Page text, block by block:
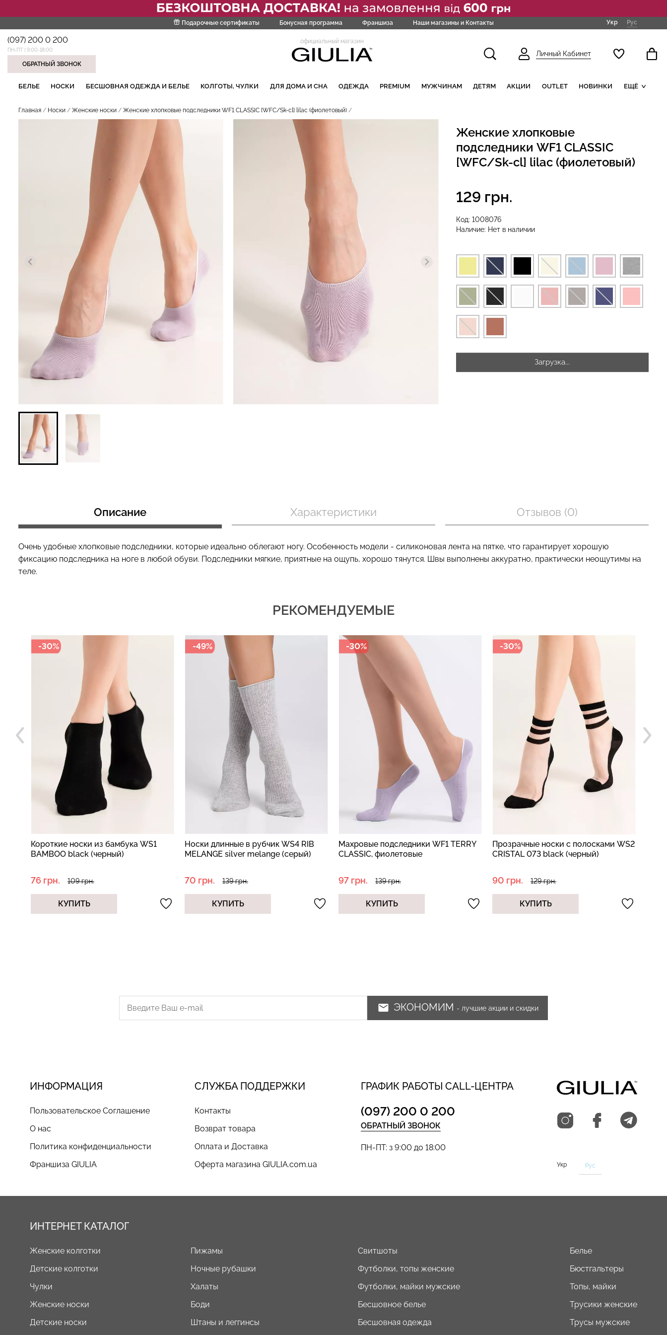
Подарочные сертификаты Бонусная программа Франшиза Наши магазины и Контакты Укр Рус
(097) 200 0 200
ПН-ПТ | 9:00-18:00
ОБРАТНЫЙ ЗВОНОК
официальный магазин
Личный Кабинет
БЕЛЬЕ НОСКИ БЕСШОВНАЯ ОДЕЖДА И БЕЛЬЕ КОЛГОТЫ, ЧУЛКИ ДЛЯ ДОМА И СНА ОДЕЖДА PREMIUM МУЖЧИНАМ ДЕТЯМ АКЦИИ OUTLET НОВИНКИ ЕЩЁ
Главная Носки Женские носки Женские хлопковые подследники WF1 CLASSIC [WFC/Sk-cl] lilac (фиолетовый)
Женские хлопковые
подследники WF1 CLASSIC
[WFC/Sk-cl] lilac (фиолетовый)
Код: 1008076
Наличие: Нет в наличии
129 грн.
Загрузка...
Описание Характеристики Отзывов (0)
Очень удобные хлопковые подследники, которые идеально облегают ногу. Особенность модели - силиконовая лента на пятке, что гарантирует хорошую
фиксацию подследника на ноге в любой обуви. Подследники мягкие, приятные на ощупь, хорошо тянутся. Швы выполнены аккуратно, практически неощутимы на
теле.
РЕКОМЕНДУЕМЫЕ
-30%
Короткие носки из бамбука WS1
BAMBOO black (черный)
76 грн. 109 грн.
КУПИТЬ
-49%
Носки длинные в рубчик WS4 RIB
MELANGE silver melange (серый)
70 грн. 139 грн.
КУПИТЬ
-30%
Махровые подследники WF1 TERRY
CLASSIC, фиолетовые
97 грн. 139 грн.
КУПИТЬ
-30%
Прозрачные носки с полосками WS2
CRISTAL 073 black (черный)
90 грн. 129 грн.
КУПИТЬ
ЭКОНОМИМ - лучшие акции и скидки
ИНФОРМАЦИЯ
Пользовательское Соглашение
О нас
Политика конфиденциальности
Франшиза GIULIA
СЛУЖБА ПОДДЕРЖКИ
Контакты
Возврат товара
Оплата и Доставка
Оферта магазина GIULIA.com.ua
ГРАФИК РАБОТЫ CALL-ЦЕНТРА
(097) 200 0 200
ОБРАТНЫЙ ЗВОНОК
ПН-ПТ: з 9:00 до 18:00
Укр Рус
ИНТЕРНЕТ КАТАЛОГ
Женские колготки
Детские колготки
Чулки
Женские носки
Детские носки
Пижамы
Ночные рубашки
Халаты
Боди
Штаны и леггинсы
Свитшоты
Футболки, топы женские
Футболки, майки мужские
Бесшовное белье
Бесшовная одежда
Белье
Бюстгальтеры
Топы, майки
Трусики женские
Трусы мужские
НАШИ ТРЕНДОВЫЕ ТОВАРЫ
Бесшовные леггинсы из
микрофибры LEGGINGS 02
(черный) Giulia
552 грн. 789 грн.
Бесшовная бразилиана с
легкой коррекцией
BRASILIAN SHAPEWEAR
black (черный) Giulia
258 грн.
Велосипедки с высокой
талией TRACKS 01 (черный)
384 грн.549 грн.
Бесшовные леггинсы
LEGGINGS (черный) Giulia
Бесшовные стринги STRING
BRIEFS (черный) Giulia
179 грн.299 грн.
CAMI TOP RIB black (черный)
бретелях CAMI TOP (белый)
Giulia
TRACKS SHAPE black